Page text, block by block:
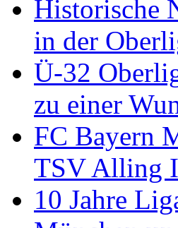
Historische
in der
Ü-32
zu einer
FC Bayern
TSV Alling
10 Jahre